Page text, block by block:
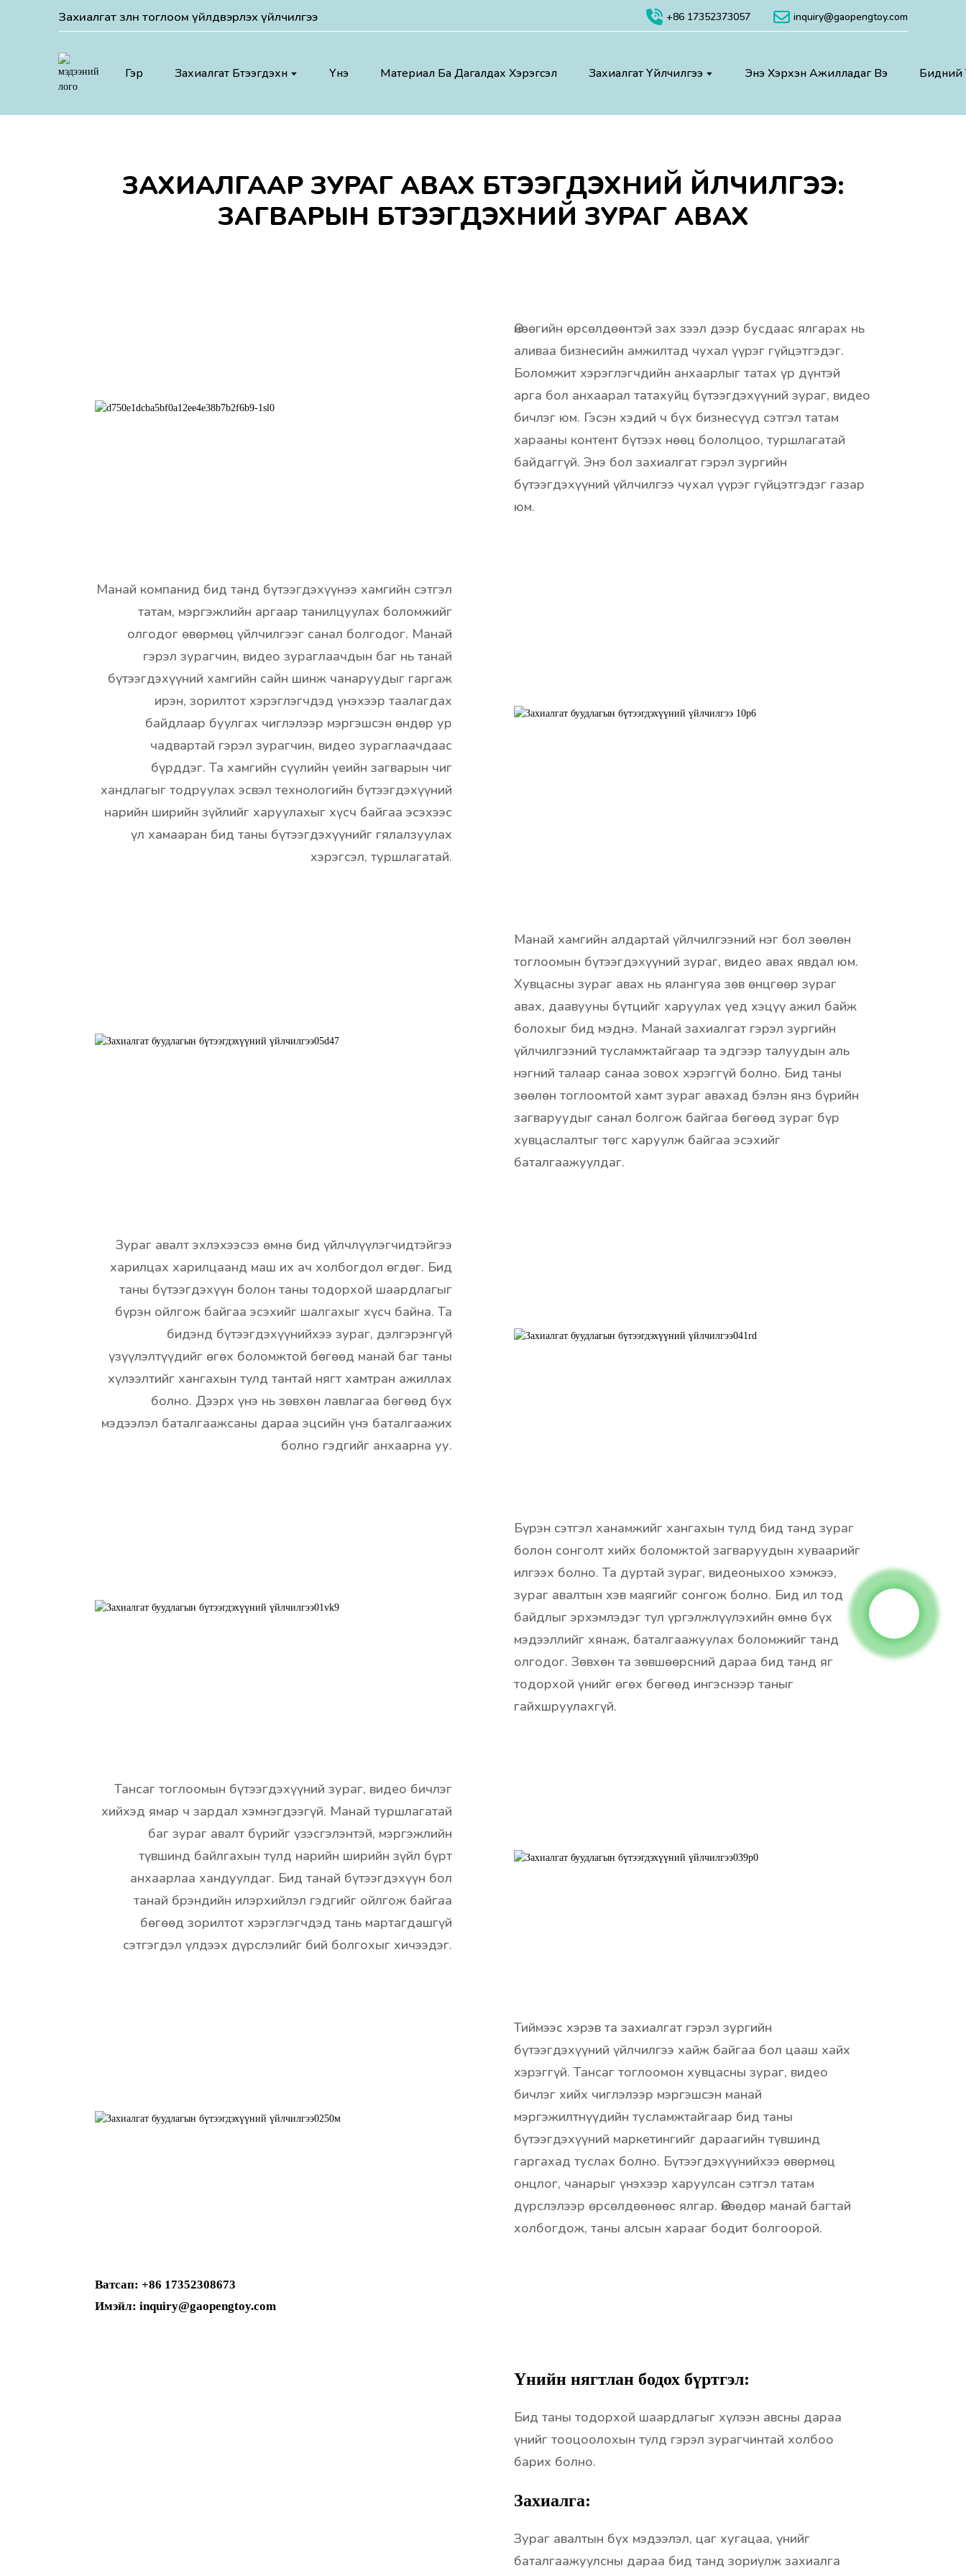
Захиалгат зөөлөн тоглоом үйлдвэрлэх үйлчилгээ +86 17352373057 inquiry@gaopengtoy.com
Гэр Захиалгат Бүтээгдэхүүн Үнэ Материал Ба Дагалдах Хэрэгсэл Захиалгат Үйлчилгээ Энэ Хэрхэн Ажилладаг Вэ Бидний
ЗАХИАЛГААР ЗУРАГ АВАХ БҮТЭЭГДЭХҮҮНИЙ ҮЙЛЧИЛГЭЭ:
ЗАГВАРЫН БҮТЭЭГДЭХҮҮНИЙ ЗУРАГ АВАХ
Өнөөгийн өрсөлдөөнтэй зах зээл дээр бусдаас ялгарах нь
аливаа бизнесийн амжилтад чухал үүрэг гүйцэтгэдэг.
Боломжит хэрэглэгчдийн анхаарлыг татах үр дүнтэй
арга бол анхаарал татахуйц бүтээгдэхүүний зураг, видео
бичлэг юм. Гэсэн хэдий ч бүх бизнесүүд сэтгэл татам
харааны контент бүтээх нөөц бололцоо, туршлагатай
байдаггүй. Энэ бол захиалгат гэрэл зургийн
бүтээгдэхүүний үйлчилгээ чухал үүрэг гүйцэтгэдэг газар
юм.
Манай компанид бид танд бүтээгдэхүүнээ хамгийн сэтгэл
татам, мэргэжлийн аргаар танилцуулах боломжийг
олгодог өвөрмөц үйлчилгээг санал болгодог. Манай
гэрэл зурагчин, видео зураглаачдын баг нь танай
бүтээгдэхүүний хамгийн сайн шинж чанаруудыг гаргаж
ирэн, зорилтот хэрэглэгчдэд үнэхээр таалагдах
байдлаар буулгах чиглэлээр мэргэшсэн өндөр ур
чадвартай гэрэл зурагчин, видео зураглаачдаас
бүрддэг. Та хамгийн сүүлийн үеийн загварын чиг
хандлагыг тодруулах эсвэл технологийн бүтээгдэхүүний
нарийн ширийн зүйлийг харуулахыг хүсч байгаа эсэхээс
үл хамааран бид таны бүтээгдэхүүнийг гялалзуулах
хэрэгсэл, туршлагатай.
Манай хамгийн алдартай үйлчилгээний нэг бол зөөлөн
тоглоомын бүтээгдэхүүний зураг, видео авах явдал юм.
Хувцасны зураг авах нь ялангуяа зөв өнцгөөр зураг
авах, даавууны бүтцийг харуулах үед хэцүү ажил байж
болохыг бид мэднэ. Манай захиалгат гэрэл зургийн
үйлчилгээний тусламжтайгаар та эдгээр талуудын аль
нэгний талаар санаа зовох хэрэггүй болно. Бид таны
зөөлөн тоглоомтой хамт зураг авахад бэлэн янз бүрийн
загваруудыг санал болгож байгаа бөгөөд зураг бүр
хувцаслалтыг төгс харуулж байгаа эсэхийг
баталгаажуулдаг.
Зураг авалт эхлэхээсээ өмнө бид үйлчлүүлэгчидтэйгээ
харилцах харилцаанд маш их ач холбогдол өгдөг. Бид
таны бүтээгдэхүүн болон таны тодорхой шаардлагыг
бүрэн ойлгож байгаа эсэхийг шалгахыг хүсч байна. Та
бидэнд бүтээгдэхүүнийхээ зураг, дэлгэрэнгүй
үзүүлэлтүүдийг өгөх боломжтой бөгөөд манай баг таны
хүлээлтийг хангахын тулд тантай нягт хамтран ажиллах
болно. Дээрх үнэ нь зөвхөн лавлагаа бөгөөд бүх
мэдээлэл баталгаажсаны дараа эцсийн үнэ баталгаажих
болно гэдгийг анхаарна уу.
Бүрэн сэтгэл ханамжийг хангахын тулд бид танд зураг
болон сонголт хийх боломжтой загваруудын хуваарийг
илгээх болно. Та дуртай зураг, видеоныхоо хэмжээ,
зураг авалтын хэв маягийг сонгож болно. Бид ил тод
байдлыг эрхэмлэдэг тул үргэлжлүүлэхийн өмнө бүх
мэдээллийг хянаж, баталгаажуулах боломжийг танд
олгодог. Зөвхөн та зөвшөөрсний дараа бид танд яг
тодорхой үнийг өгөх бөгөөд ингэснээр таныг
гайхшруулахгүй.
Тансаг тоглоомын бүтээгдэхүүний зураг, видео бичлэг
хийхэд ямар ч зардал хэмнэгдээгүй. Манай туршлагатай
баг зураг авалт бүрийг үзэсгэлэнтэй, мэргэжлийн
түвшинд байлгахын тулд нарийн ширийн зүйл бүрт
анхаарлаа хандуулдаг. Бид танай бүтээгдэхүүн бол
танай брэндийн илэрхийлэл гэдгийг ойлгож байгаа
бөгөөд зорилтот хэрэглэгчдэд тань мартагдашгүй
сэтгэгдэл үлдээх дүрслэлийг бий болгохыг хичээдэг.
Тиймээс хэрэв та захиалгат гэрэл зургийн
бүтээгдэхүүний үйлчилгээ хайж байгаа бол цааш хайх
хэрэггүй. Тансаг тоглоомон хувцасны зураг, видео
бичлэг хийх чиглэлээр мэргэшсэн манай
мэргэжилтнүүдийн тусламжтайгаар бид таны
бүтээгдэхүүний маркетингийг дараагийн түвшинд
гаргахад туслах болно. Бүтээгдэхүүнийхээ өвөрмөц
онцлог, чанарыг үнэхээр харуулсан сэтгэл татам
дүрслэлээр өрсөлдөөнөөс ялгар. Өнөөдөр манай багтай
холбогдож, таны алсын харааг бодит болгоорой.
Ватсап: +86 17352308673
Имэйл: inquiry@gaopengtoy.com
Үнийн нягтлан бодох бүртгэл:
Бид таны тодорхой шаардлагыг хүлээн авсны дараа
үнийг тооцоолохын тулд гэрэл зурагчинтай холбоо
барих болно.
Захиалга:
Зураг авалтын бүх мэдээлэл, цаг хугацаа, үнийг
баталгаажуулсны дараа бид танд зориулж захиалга